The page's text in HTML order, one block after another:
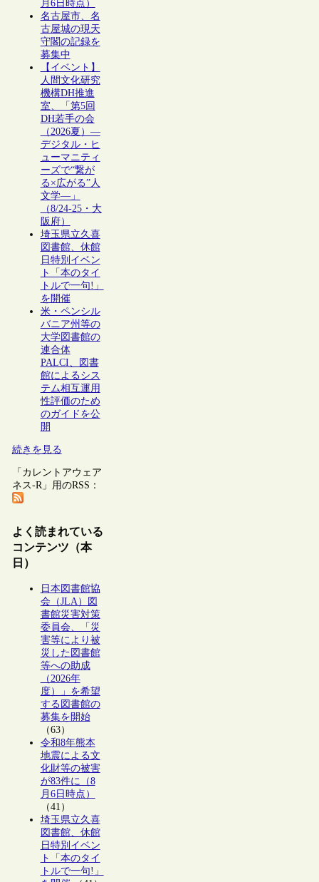
月6日時点）
名古屋市、名
古屋城の現天
守閣の記録を
募集中
【イベント】
人間文化研究
機構DH推進
室、「第5回
DH若手の会
（2026夏）―
デジタル・ヒ
ューマニティ
ーズで“繋が
る×広がる”人
文学―」
（8/24-25・大
阪府）
埼玉県立久喜
図書館、休館
日特別イベン
ト「本のタイ
トルで一句!」
を開催
米・ペンシル
バニア州等の
大学図書館の
連合体
PALCI、図書
館によるシス
テム相互運用
性評価のため
のガイドを公
開
続きを見る
「カレントアウェア
ネス-R」用のRSS：
よく読まれている
コンテンツ（本
日）
日本図書館協
会（JLA）図
書館災害対策
委員会、「災
害等により被
災した図書館
等への助成
（2026年
度）」を希望
する図書館の
募集を開始
（63）
令和8年熊本
地震による文
化財等の被害
が83件に（8
月6日時点）
（41）
埼玉県立久喜
図書館、休館
日特別イベン
ト「本のタイ
トルで一句!」